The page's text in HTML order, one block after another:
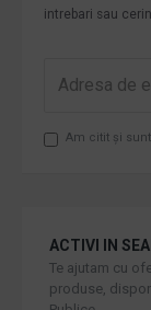
intrebari sau
Am citit şi
ACTIVI IN
Te ajutam cu
produse,